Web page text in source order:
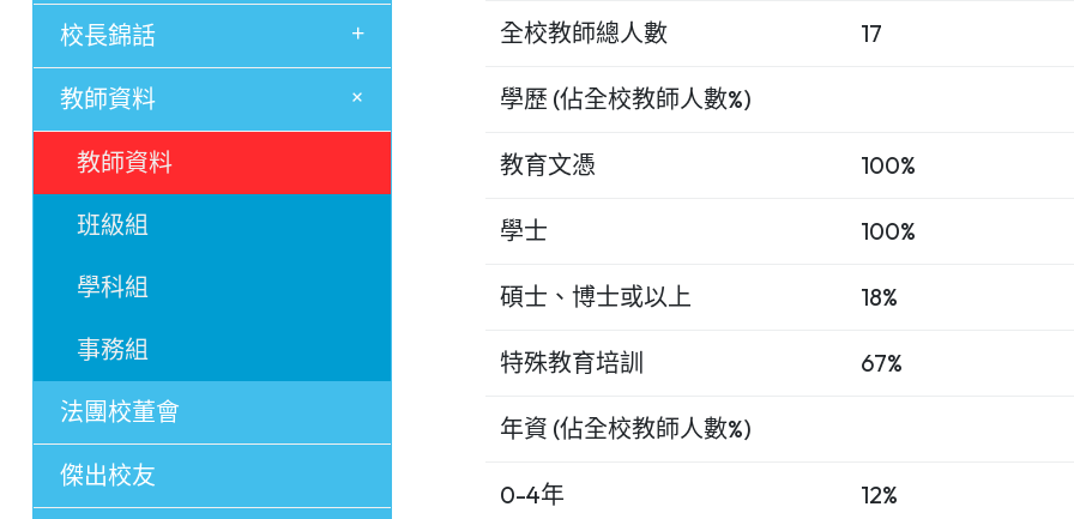
校長錦話
+
教師資料 +
教師資料
班級組
學科組
事務組
法團校董會
傑出校友
全校教師總人數 17
學歷 (佔全校教師人數%)
教育文憑 100%
學士 100%
碩士、博士或以上 18%
特殊教育培訓 67%
年資 (佔全校教師人數%)
0-4年 12%